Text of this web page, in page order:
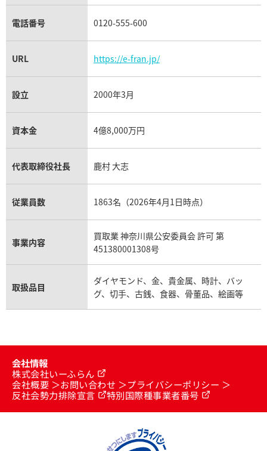
テレーション 1512.30
日時点の参考買取価格です
オメガ コンステレーション
※2026年4月9日時点の参考買
電話番号 0120-555-600
URL https://e-fran.jp/
設立 2000年3月
資本金 4億8,000万円
代表取締役社長 鹿村 大志
従業員数 1863名（2026年4月1日時点）
事業内容
買取業 神奈川県公安委員会 許可 第
451380001308号
取扱品目
ダイヤモンド、金、貴金属、時計、バッ
グ、切手、古銭、食器、骨董品、絵画等
会社情報
株式会社いーふらん
会社概要
お問い合わせ
プライバシーポリシー
反社会勢力排除宣言
特別国際種事業者番号